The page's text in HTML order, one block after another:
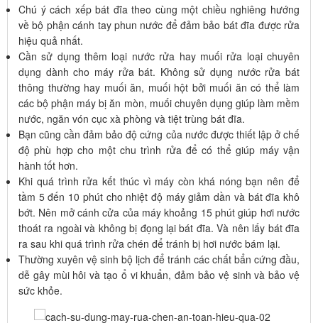
Chú ý cách xếp bát đĩa theo cùng một chiều nghiêng hướng
về bộ phận cánh tay phun nước để đảm bảo bát đĩa được rửa
hiệu quả nhất.
Cần sử dụng thêm loại nước rửa hay muối rửa loại chuyên
dụng dành cho máy rửa bát. Không sử dụng nước rửa bát
thông thường hay muối ăn, muối hột bởi muối ăn có thể làm
các bộ phận máy bị ăn mòn, muối chuyên dụng giúp làm mềm
nước, ngăn vón cục xà phòng và tiệt trùng bát đĩa.
Bạn cũng cần đảm bảo độ cứng của nước được thiết lập ở chế
độ phù hợp cho một chu trình rửa để có thể giúp máy vận
hành tốt hơn.
Khi quá trình rửa kết thúc vì máy còn khá nóng bạn nên để
tầm 5 đến 10 phút cho nhiệt độ máy giảm dần và bát đĩa khô
bớt. Nên mở cánh cửa của máy khoảng 15 phút giúp hơi nước
thoát ra ngoài và không bị đọng lại bát đĩa. Và nên lấy bát đĩa
ra sau khi quá trình rửa chén để tránh bị hơi nước bám lại.
Thường xuyên vệ sinh bộ lịch để tránh các chất bẩn cứng đầu,
dễ gây mùi hôi và tạo ổ vi khuẩn, đảm bảo vệ sinh và bảo vệ
sức khỏe.